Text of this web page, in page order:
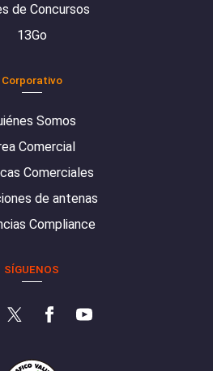
de Concursos
13Go
Corporativo
Somos
Comercial
Comerciales
de antenas
Compliance
SÍGUENOS